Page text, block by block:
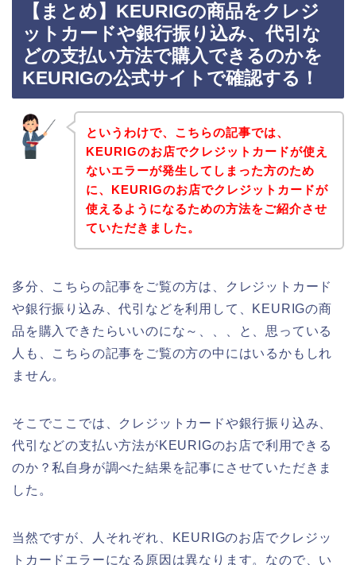
【まとめ】KEURIGの商品をクレジ
ットカードや銀行振り込み、代引な
どの支払い方法で購入できるのかを
KEURIGの公式サイトで確認する！
というわけで、こちらの記事では、
KEURIGのお店でクレジットカードが使え
ないエラーが発生してしまった方のため
に、KEURIGのお店でクレジットカードが
使えるようになるための方法をご紹介させ
ていただきました。
多分、こちらの記事をご覧の方は、クレジットカード
や銀行振り込み、代引などを利用して、KEURIGの商
品を購入できたらいいのにな～、、、と、思っている
人も、こちらの記事をご覧の方の中にはいるかもしれ
ません。
そこでここでは、クレジットカードや銀行振り込み、
代引などの支払い方法がKEURIGのお店で利用できる
のか？私自身が調べた結果を記事にさせていただきま
した。
当然ですが、人それぞれ、KEURIGのお店でクレジッ
トカードエラーになる原因は異なります。なので、い